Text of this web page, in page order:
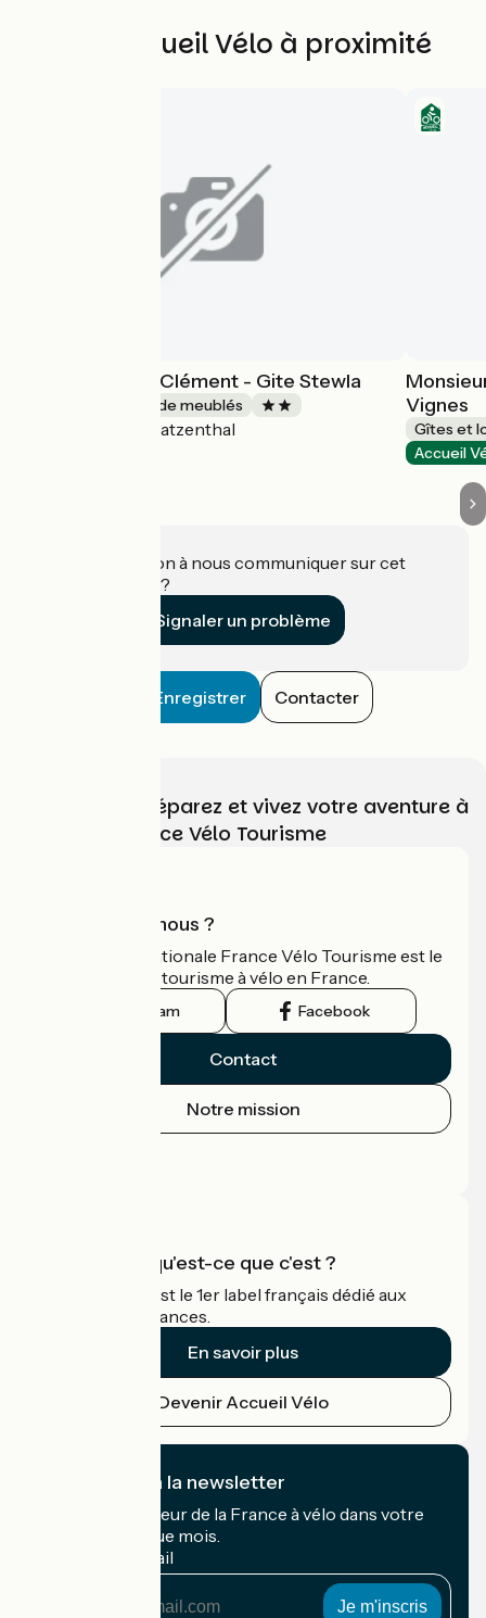
Autres Accueil Vélo à proximité
Monsieur KLUR Clément - Gite Stewla
Gîtes et locations de meublés
Katzenthal
Vignes
Gîtes et
Accueil
Une information à nous communiquer sur cet
établissement ?
Signaler un problème
Enregistrer Contacter
Choisissez, préparez et vivez votre aventure à
vélo avec France Vélo Tourisme
Qui sommes-nous ?
L'association nationale France Vélo Tourisme est le
guide officiel du tourisme à vélo en France.
Instagram Facebook
Contact
Notre mission
Accueil Vélo qu'est-ce que c'est ?
Accueil Vélo c'est le 1er label français dédié aux
cyclistes en vacances.
En savoir plus
Devenir Accueil Vélo
Je m'abonne à la newsletter
Recevez le meilleur de la France à vélo dans votre
boîte mail chaque mois.
Mon adresse mail